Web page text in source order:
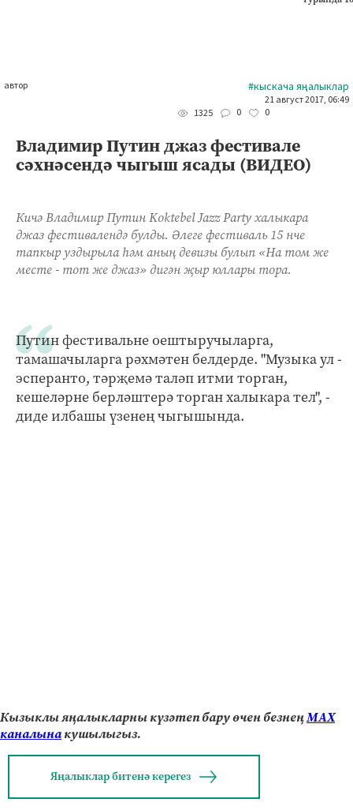
автор #кыскача яңалыклар
21 август 2017, 06:49
1325
0 0
Владимир Путин джаз фестивале
сәхнәсендә чыгыш ясады (ВИДЕО)
Кичә Владимир Путин Koktebel Jazz Party халыкара
джаз фестивалендә булды. Әлеге фестиваль 15 нче
тапкыр уздырыла һәм аның девизы булып «На том же
месте - тот же джаз» дигән җыр юллары тора.
Путин фестивальне оештыручыларга,
тамашачыларга рәхмәтен белдерде. "Музыка ул -
эсперанто, тәрҗемә таләп итми торган,
кешеләрне берләштерә торган халыкара тел", -
диде илбашы үзенең чыгышында.
Кызыклы яңалыкларны күзәтеп бару өчен безнеңМАХ
каналынакушылыгыз.
Яңалыклар битенә керегез